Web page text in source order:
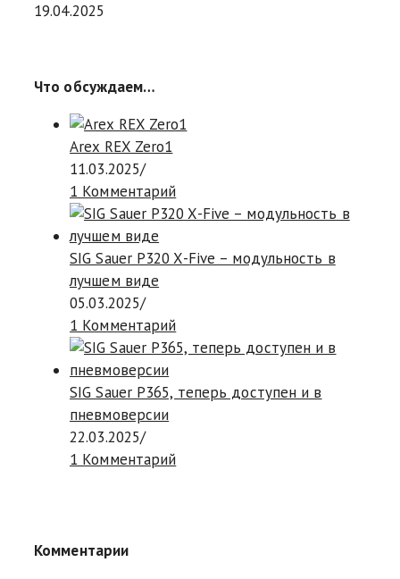
19.04.2025
Что обсуждаем…
Arex REX Zero1
11.03.2025/
1 Комментарий
SIG Sauer P320 X-Five – модульность в
лучшем виде
05.03.2025/
1 Комментарий
SIG Sauer P365, теперь доступен и в
пневмоверсии
22.03.2025/
1 Комментарий
Комментарии